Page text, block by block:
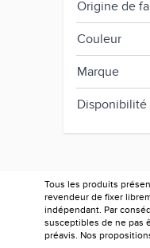
Origine de
Couleur
Marque
Disponibilité
Tous les produits
revendeur de fixer
indépendant. Par
susceptibles de ne pas
préavis. Nos